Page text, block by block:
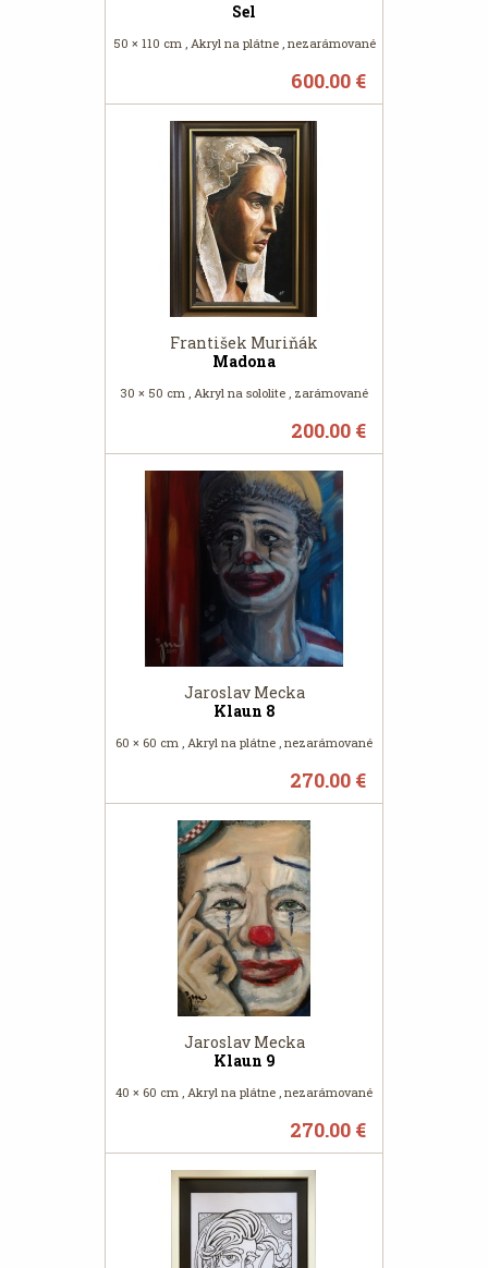
Sel
50 × 110 cm , Akryl na plátne , nezarámované
600.00 €
František Muriňák
Madona
30 × 50 cm , Akryl na sololite , zarámované
200.00 €
Jaroslav Mecka
Klaun 8
60 × 60 cm , Akryl na plátne , nezarámované
270.00 €
Jaroslav Mecka
Klaun 9
40 × 60 cm , Akryl na plátne , nezarámované
270.00 €